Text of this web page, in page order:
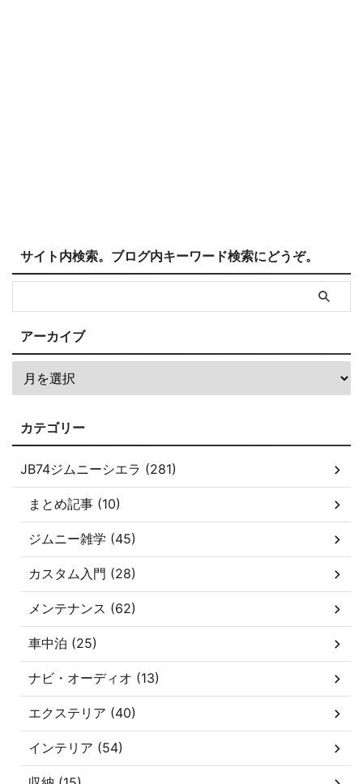
サイト内検索。ブログ内キーワード検索にどうぞ。
アーカイブ
カテゴリー
JB74ジムニーシエラ (281)
まとめ記事 (10)
ジムニー雑学 (45)
カスタム入門 (28)
メンテナンス (62)
車中泊 (25)
ナビ・オーディオ (13)
エクステリア (40)
インテリア (54)